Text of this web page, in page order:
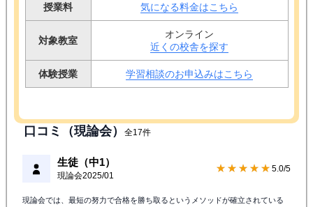
授業料 気になる料金はこちら
対象教室
オンライン
近くの校舎を探す
体験授業 学習相談のお申込みはこちら
口コミ（現論会） 全17件
生徒（中1）
現論会2025/01
★★★★★ 5.0/5
現論会では、最短の努力で合格を勝ち取るというメソッドが確立されている